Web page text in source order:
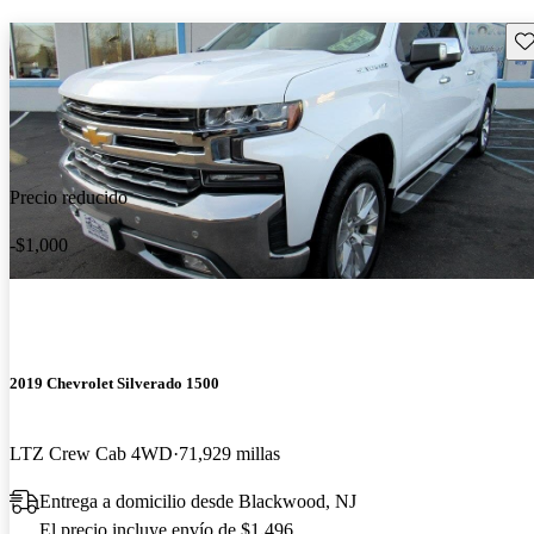
Precio reducido
-$1,000
2019 Chevrolet Silverado 1500
LTZ Crew Cab 4WD 71,929 millas
Entrega a domicilio desde Blackwood, NJ